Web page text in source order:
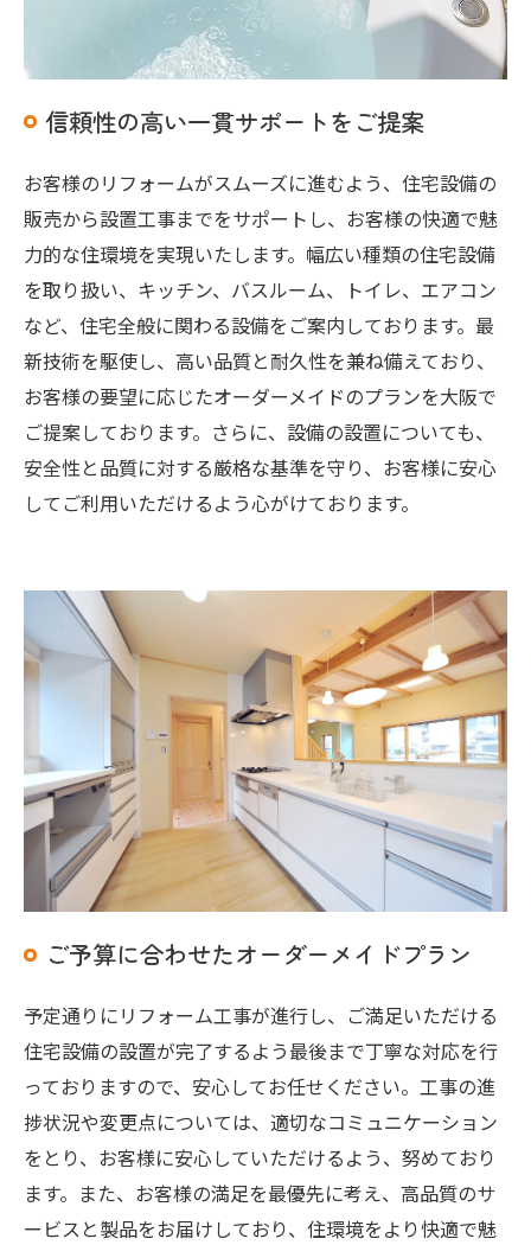
信頼性の高い一貫サポートをご提案
お客様のリフォームがスムーズに進むよう、住宅設備の
販売から設置工事までをサポートし、お客様の快適で魅
力的な住環境を実現いたします。幅広い種類の住宅設備
を取り扱い、キッチン、バスルーム、トイレ、エアコン
など、住宅全般に関わる設備をご案内しております。最
新技術を駆使し、高い品質と耐久性を兼ね備えており、
お客様の要望に応じたオーダーメイドのプランを大阪で
ご提案しております。さらに、設備の設置についても、
安全性と品質に対する厳格な基準を守り、お客様に安心
してご利用いただけるよう心がけております。
ご予算に合わせたオーダーメイドプラン
予定通りにリフォーム工事が進行し、ご満足いただける
住宅設備の設置が完了するよう最後まで丁寧な対応を行
っておりますので、安心してお任せください。工事の進
捗状況や変更点については、適切なコミュニケーション
をとり、お客様に安心していただけるよう、努めており
ます。また、お客様の満足を最優先に考え、高品質のサ
ービスと製品をお届けしており、住環境をより快適で魅